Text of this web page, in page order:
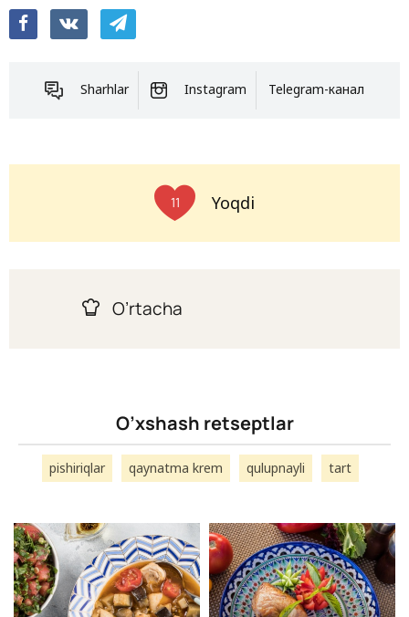
Sharhlar Instagram Telegram-канал
11 Yoqdi
O’rtacha
O’xshash retseptlar
pishiriqlar qaynatma krem qulupnayli tart